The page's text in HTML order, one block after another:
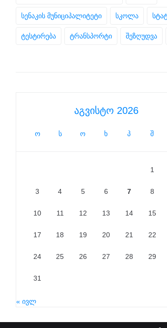
სენაკის მუნიციპალიტეტი სკოლა
ტესტირება ტრანსპორტი შეზღუდვა
აგვისტო 2026
ო ს ო ხ პ შ
1
3 4 5 6 7 8
10 11 12 13 14 15
17 18 19 20 21 22
24 25 26 27 28 29
31
« ივლ